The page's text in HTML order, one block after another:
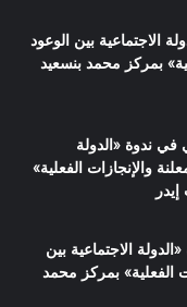
الاجتماعية بين الوعود
بمركز محمد بنسعيد
في ندوة «الدولة
والإنجازات الفعلية»
الاجتماعية بين
الفعلية» بمركز محمد